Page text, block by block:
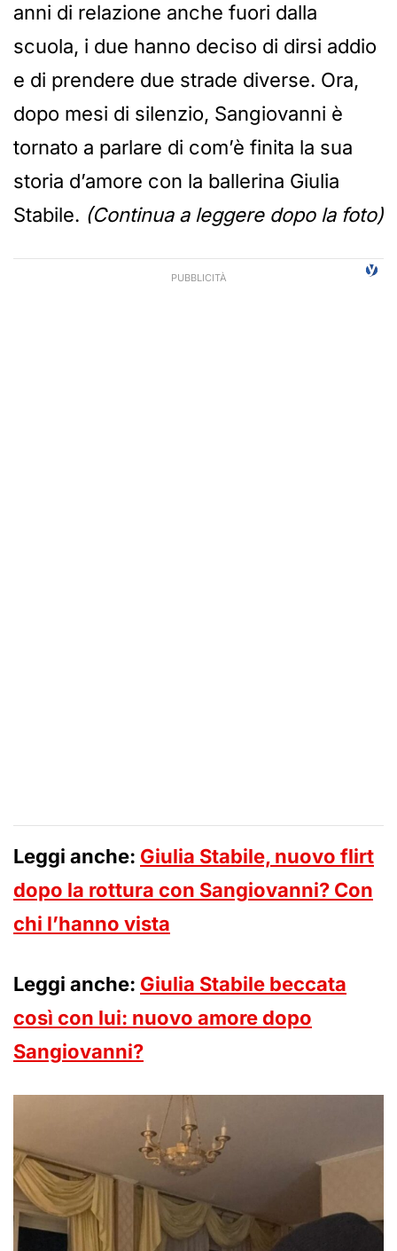
anni di relazione anche fuori dalla
scuola, i due hanno deciso di dirsi addio
e di prendere due strade diverse. Ora,
dopo mesi di silenzio, Sangiovanni è
tornato a parlare di com’è finita la sua
storia d’amore con la ballerina Giulia
Stabile. (Continua a leggere dopo la foto)
Leggi anche: Giulia Stabile, nuovo flirt
dopo la rottura con Sangiovanni? Con
chi l’hanno vista
Leggi anche: Giulia Stabile beccata
così con lui: nuovo amore dopo
Sangiovanni?